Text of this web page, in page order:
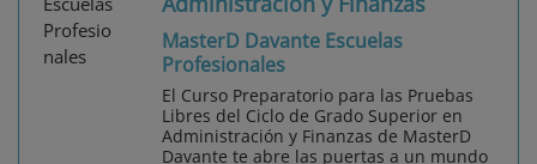
MasterD Davante Escuelas
Profesionales
El Curso Preparatorio para las Pruebas
Libres del Ciclo de Grado Superior en
Administración y Finanzas de MasterD
Davante te abre las puertas a un mundo